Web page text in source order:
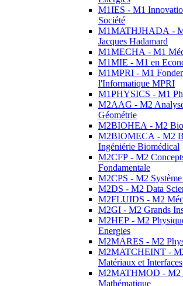
M1IES - M1
Société
M1MATHJHADA -
Jacques Hadamard
M1MECHA - M1
M1MIE - M1 en
M1MPRI - M1
l'Informatique MPRI
M1PHYSICS - M1
M2AAG - M2
Géométrie
M2BIOHEA - M2
M2BIOMECA - M2
Ingéniérie Biomédical
M2CFP - M2
Fondamentale
M2CPS - M2
M2DS - M2 Data
M2FLUIDS - M2
M2GI - M2 Grands
M2HEP - M2
Energies
M2MARES - M2
M2MATCHEINT -
Matériaux et Interfaces
M2MATHMOD - M2
Mathématique